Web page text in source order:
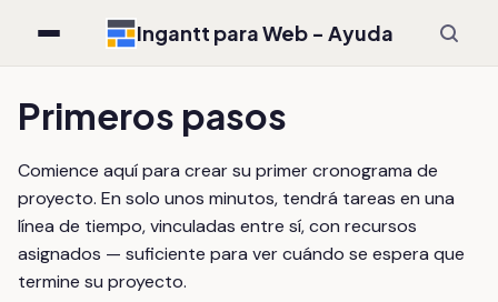
Ingantt para Web - Ayuda
Primeros pasos
Comience aquí para crear su primer cronograma de
proyecto. En solo unos minutos, tendrá tareas en una
línea de tiempo, vinculadas entre sí, con recursos
asignados — suficiente para ver cuándo se espera que
termine su proyecto.